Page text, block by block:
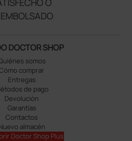
DOCTOR SHOP
somos
comprar
Entregas
de pago
Devolución
Garantías
Contactos
almacén
Doctor Shop Plus